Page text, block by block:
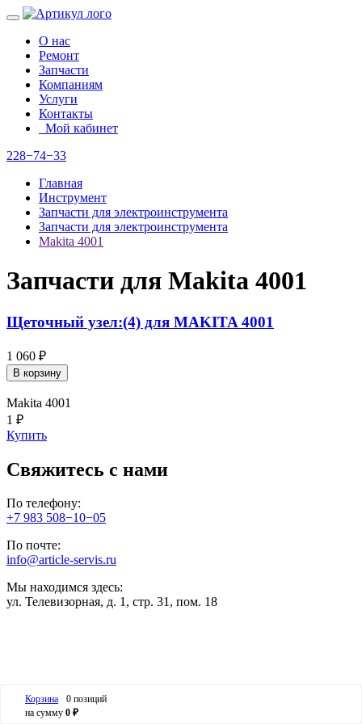
Корзина
0 позиций
на сумму 0 ₽
О нас
Ремонт
Запчасти
Компаниям
Услуги
Контакты
Мой кабинет
228−74−33
Главная
Инструмент
Запчасти для электроинструмента
Запчасти для электроинструмента
Makita 4001
Запчасти для Makita 4001
Щеточный узел:(4) для MAKITA 4001
1 060 ₽
В корзину
Makita 4001
1 ₽
Купить
Свяжитесь с нами
По телефону:
+7 983 508−10−05
По почте:
info@article-servis.ru
Мы находимся здесь:
ул. Телевизорная, д. 1, стр. 31, пом. 18